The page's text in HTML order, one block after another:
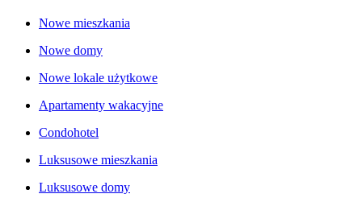
Nowe mieszkania
Nowe domy
Nowe lokale użytkowe
Apartamenty wakacyjne
Condohotel
Luksusowe mieszkania
Luksusowe domy